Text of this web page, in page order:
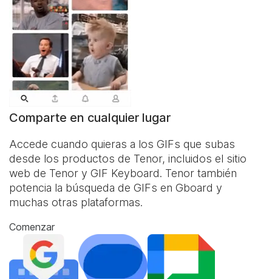
Comparte en cualquier lugar
Accede cuando quieras a los GIFs que subas
desde los productos de Tenor, incluidos el sitio
web de Tenor y GIF Keyboard. Tenor también
potencia la búsqueda de GIFs en Gboard y
muchas otras plataformas.
Comenzar